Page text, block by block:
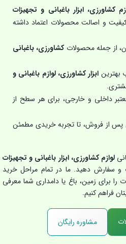
کشاورزی، ابزار باغبانی و تجهیزات
و اصالت محصولات اعتماد داشته
از جمله محصولاتکشاورزی، باغبانی
بهترین ابزار کشاورزی، لوازم باغبانی و
داخلی و خارجی، برای هر سطح از
پس از فروش، تا تجربه خریدی مطمئن
لوازم کشاورزی، ابزار باغبانی و تجهیزات
و سفارش دهید. ما در تمام مراحل خرید
را برای زمین، باغ یا دامداری شما معرفی
فراهم کنیم.
مشاوره رایگان